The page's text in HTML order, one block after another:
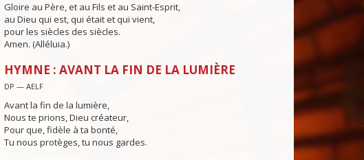
Gloire au Père, et au Fils et au Saint-Esprit,
au Dieu qui est, qui était et qui vient,
pour les siècles des siècles.
Amen. (Alléluia.)
HYMNE : AVANT LA FIN DE LA LUMIÈRE
DP — AELF
Avant la fin de la lumière,
Nous te prions, Dieu créateur,
Pour que, fidèle à ta bonté,
Tu nous protèges, tu nous gardes.